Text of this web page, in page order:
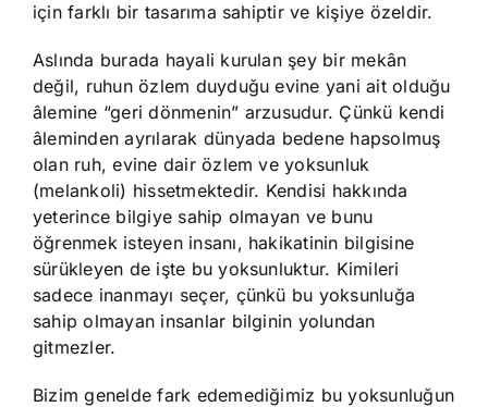
için farklı bir tasarıma sahiptir ve kişiye özeldir.
Aslında burada hayali kurulan şey bir mekân
değil, ruhun özlem duyduğu evine yani ait olduğu
âlemine “geri dönmenin” arzusudur. Çünkü kendi
âleminden ayrılarak dünyada bedene hapsolmuş
olan ruh, evine dair özlem ve yoksunluk
(melankoli) hissetmektedir. Kendisi hakkında
yeterince bilgiye sahip olmayan ve bunu
öğrenmek isteyen insanı, hakikatinin bilgisine
sürükleyen de işte bu yoksunluktur. Kimileri
sadece inanmayı seçer, çünkü bu yoksunluğa
sahip olmayan insanlar bilginin yolundan
gitmezler.
Bizim genelde fark edemediğimiz bu yoksunluğun